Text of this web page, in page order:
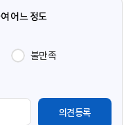
이
페
지
어느 정도
불만족